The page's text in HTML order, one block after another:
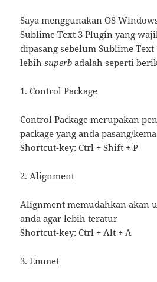
Saya menggunakan OS
Sublime Text 3 Plugin yang
dipasang sebelum Sublime
lebihsuperb adalah seperti
1.Control Package
Control Package merupakan
package yang anda pasang/
Shortcut-key: Ctrl + Shift + P
2. Alignment
Alignment memudahkan akan
anda agar lebih teratur
Shortcut-key: Ctrl + Alt + A
3.Emmet